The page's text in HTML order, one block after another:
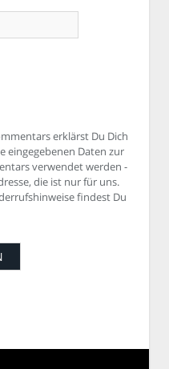
erklärst Du Dich
eingegebenen Daten zur
verwendet werden -
die ist nur für uns.
findest Du